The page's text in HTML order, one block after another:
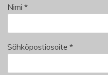
Nimi *
Sähköpostiosoite *